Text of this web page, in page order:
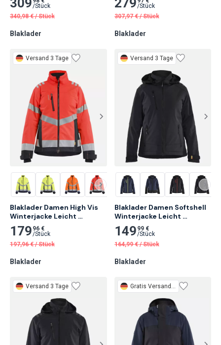
Gelb
/Stück
340,98 € /Stück
Blaklader
/Stück
307,97 € /Stück
Blaklader
Versand 3 Tage
Blaklader Damen High Vis
Winterjacke Leicht
gefüttert, High Vis
Rot/Schwarz
179 96 €
/Stück
197,96 € /Stück
Blaklader
Versand 3 Tage
Blaklader Damen Softshell
Winterjacke Leicht
gefüttert, Schwarz
149 99 €
/Stück
164,99 € /Stück
Blaklader
Versand 3 Tage Gratis Versand 3 Tage